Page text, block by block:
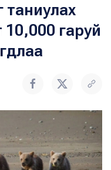
таниулах
10,000 гаруй